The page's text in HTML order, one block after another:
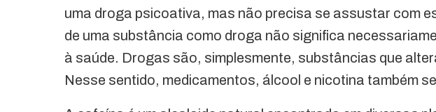
uma droga psicoativa, mas não precisa se assustar com
de uma substância como droga não significa
à saúde. Drogas são, simplesmente, substâncias que
Nesse sentido, medicamentos, álcool e nicotina também